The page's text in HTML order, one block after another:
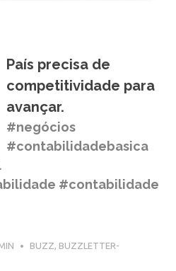
País precisa de
competitividade para
avançar.
#negócios
#contabilidadebasica
#contabilidade
BUZZ BUZZLETTER-